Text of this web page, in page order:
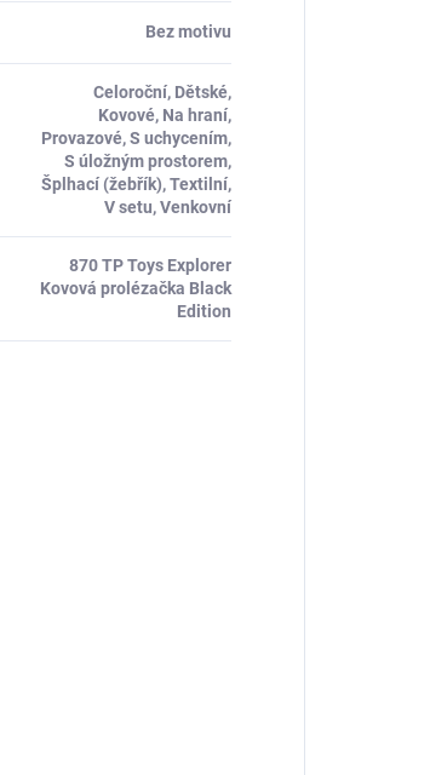
Bez motivu
Celoroční, Dětské,
Kovové, Na hraní,
Provazové, S uchycením,
S úložným prostorem,
Šplhací (žebřík), Textilní,
V setu, Venkovní
870 TP Toys Explorer
Kovová prolézačka Black
Edition